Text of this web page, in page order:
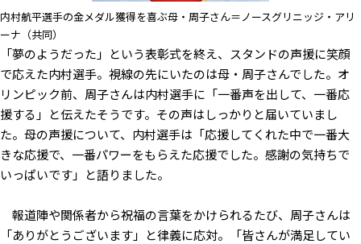
内村航平選手の金メダル獲得を喜ぶ母・周子さん＝ノースグリニッジ・アリ
ーナ（共同）
「夢のようだった」という表彰式を終え、スタンドの声援に笑顔
で応えた内村選手。視線の先にいたのは母・周子さんでした。オ
リンピック前、周子さんは内村選手に「一番声を出して、一番応
援する」と伝えたそうです。その声はしっかりと届いていまし
た。母の声援について、内村選手は「応援してくれた中で一番大
きな応援で、一番パワーをもらえた応援でした。感謝の気持ちで
いっぱいです」と語りました。
報道陣や関係者から祝福の言葉をかけられるたび、周子さんは
「ありがとうございます」と律義に応対。「皆さんが満足してい